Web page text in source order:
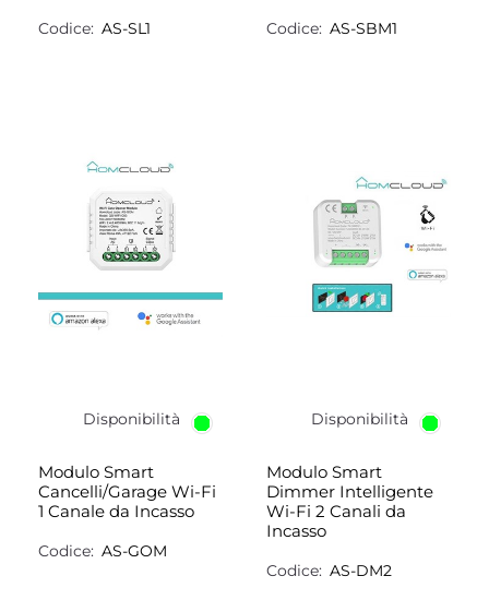
Codice: AS-SL1 Codice: AS-SBM1
Disponibilità
Modulo Smart
Cancelli/Garage Wi-Fi
1 Canale da Incasso
Codice: AS-GOM
Disponibilità
Modulo Smart
Dimmer Intelligente
Wi-Fi 2 Canali da
Incasso
Codice: AS-DM2